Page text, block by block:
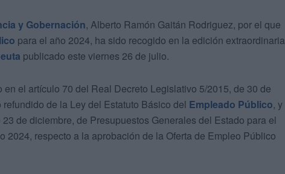
y Gobernación, Alberto Ramón Gaitán Rodriguez, por el que
para el año 2024, ha sido recogido en la edición extraordinaria
publicado este viernes 26 de julio.
el artículo 70 del Real Decreto Legislativo 5/2015, de 30 de
de la Ley del Estatuto Básico del Empleado Público, y
de diciembre, de Presupuestos Generales del Estado para el
2024, respecto a la aprobación de la Oferta de Empleo Público